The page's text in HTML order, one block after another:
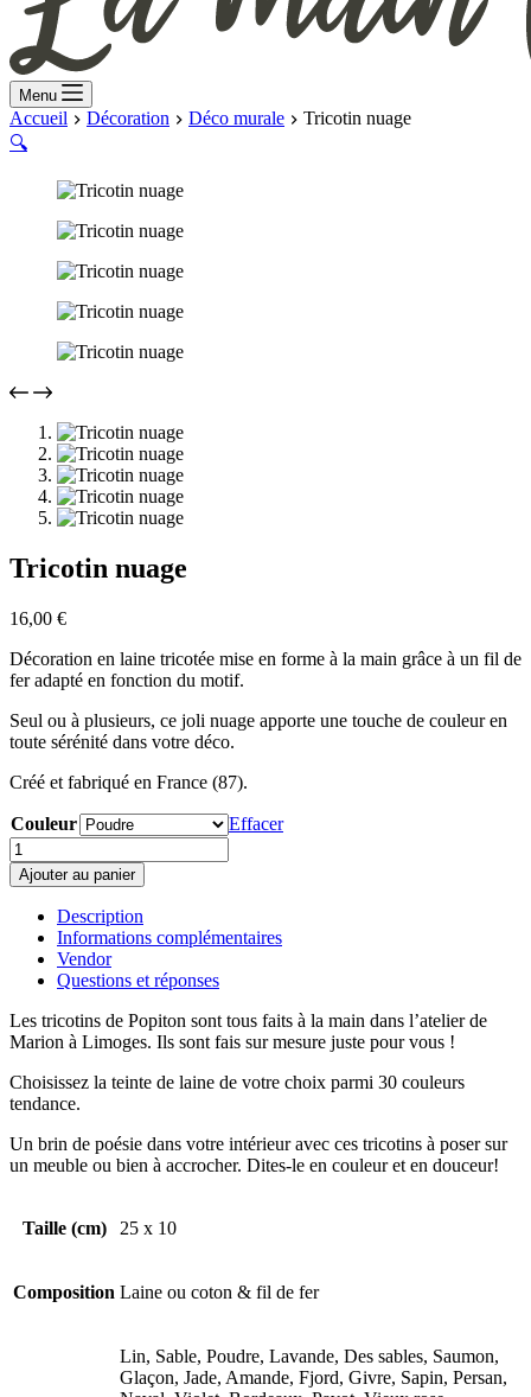
Menu
Accueil Décoration Déco murale
Tricotin nuage
🔍
Tricotin nuage
16,00 €
Décoration en laine tricotée mise en forme à la main grâce à un fil de
fer adapté en fonction du motif.
Seul ou à plusieurs, ce joli nuage apporte une touche de couleur en
toute sérénité dans votre déco.
Créé et fabriqué en France (87).
Couleur
Effacer
quantité
de
Tricotin
nuage
Ajouter au panier
Description
Informations complémentaires
Vendor
Questions et réponses
Les tricotins de Popiton sont tous faits à la main dans l’atelier de
Marion à Limoges. Ils sont fais sur mesure juste pour vous !
Choisissez la teinte de laine de votre choix parmi 30 couleurs
tendance.
Un brin de poésie dans votre intérieur avec ces tricotins à poser sur
un meuble ou bien à accrocher. Dites-le en couleur et en douceur!
Taille (cm) 25 x 10
Composition Laine ou coton & fil de fer
Lin, Sable, Poudre, Lavande, Des sables, Saumon,
Glaçon, Jade, Amande, Fjord, Givre, Sapin, Persan,